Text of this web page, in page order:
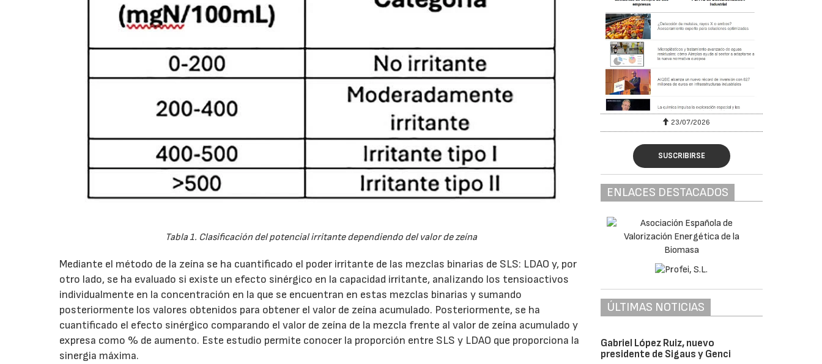
Tabla 1. Clasificación del potencial irritante dependiendo del valor de zeína
Mediante el método de la zeína se ha cuantificado el poder irritante de las mezclas binarias de SLS: LDAO y, por
otro lado, se ha evaluado si existe un efecto sinérgico en la capacidad irritante, analizando los tensioactivos
individualmente en la concentración en la que se encuentran en estas mezclas binarias y sumando
posteriormente los valores obtenidos para obtener el valor de zeína acumulado. Posteriormente, se ha
cuantificado el efecto sinérgico comparando el valor de zeína de la mezcla frente al valor de zeína acumulado y
expresa como % de aumento. Este estudio permite conocer la proporción entre SLS y LDAO que proporciona la
sinergia máxima.
23/07/2026
SUSCRIBIRSE
ENLACES DESTACADOS
ÚLTIMAS NOTICIAS
Gabriel López Ruiz, nuevo
presidente de Sigaus y Genci